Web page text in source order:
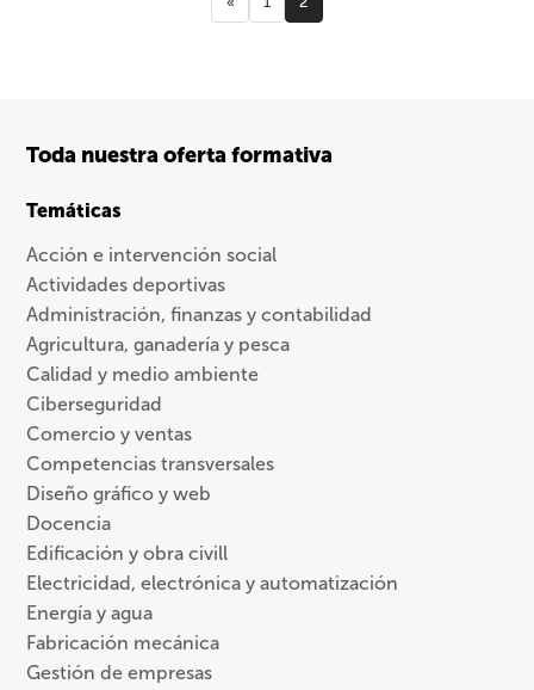
Toda nuestra oferta formativa
Temáticas
Acción e intervención social
Actividades deportivas
Administración, finanzas y contabilidad
Agricultura, ganadería y pesca
Calidad y medio ambiente
Ciberseguridad
Comercio y ventas
Competencias transversales
Diseño gráfico y web
Docencia
Edificación y obra civill
Electricidad, electrónica y automatización
Energía y agua
Fabricación mecánica
Gestión de empresas